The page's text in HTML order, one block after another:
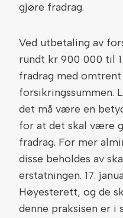
gjøre fradrag.
Ved utbetaling av
rundt kr 900 000 til
fradrag med omtrent
forsikringssummen.
det må være en
for at det skal være
fradrag. For mer
disse beholdes av
erstatningen. 17.
Høyesterett, og de
denne praksisen er i